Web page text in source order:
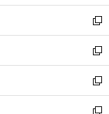
ウ
ィ
ン
ド
ウ
で
開
く
し
い
ウ
ィ
ン
ド
ウ
で
新
し
い
ウ
ィ
ン
ド
新
し
い
ウ
新
し